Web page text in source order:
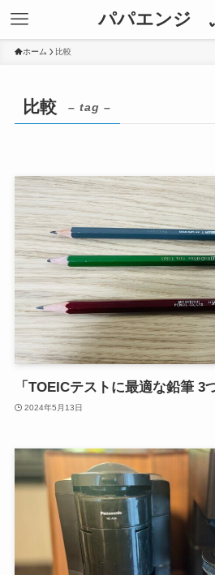
パパエンジ
ホーム 比較
比較 – tag –
「TOEICテストに最適な鉛筆 3
2024年5月13日